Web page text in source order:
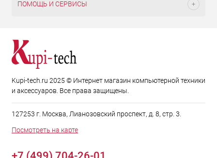
ПОМОЩЬ И СЕРВИСЫ
Kupi-tech.ru 2025 © Интернет магазин компьютерной техники
и аксессуаров. Все права защищены.
127253 г. Москва, Лианозовский проспект, д. 8, стр. 3.
Посмотреть на карте